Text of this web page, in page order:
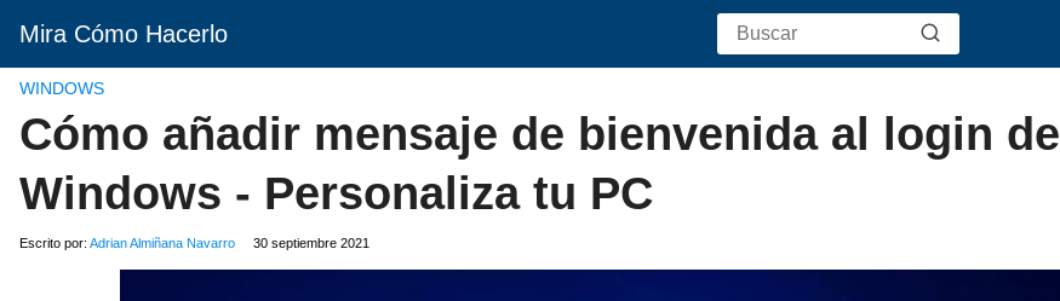
Mira Cómo Hacerlo
WINDOWS
Cómo añadir mensaje de bienvenida al login de
Windows - Personaliza tu PC
Escrito por: Adrian Almiñana Navarro 30 septiembre 2021